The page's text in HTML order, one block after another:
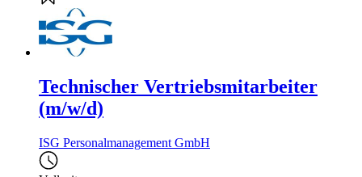
Technischer Vertriebsmitarbeiter
(m/w/d)
ISG Personalmanagement GmbH